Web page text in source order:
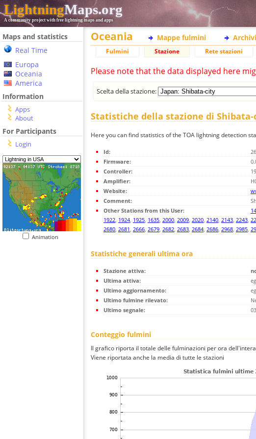
LightningMaps.org
A community project with free lightning maps and apps
Maps and statistics
Real Time
Europa
Oceania
America
Information
Apps
About
For Participants
Login
Animation
Oceania Mappe fulmini
Fulmini Stazione Rete stazioni
Please note that the data displayed here
Scelta della stazione:
Statistiche della stazione di
Here you can find statistics of the TOA lightning detection
Id:
Firmware:
Controller:
Amplifier:
Website:
Comment:
Other Stations from this User:
1922, 1924, 1925, 1635, 2000, 2009, 2020, 2140, 2143, 2243,
2680, 2681, 2666, 2679, 2682, 2683, 2684, 2686, 2968, 2985,
Statistiche generali ultima ora
Stazione attiva:
Ultima attiva:
Ultimo aggiornamento:
Ultimo fulmine rilevato:
Ultimo segnale:
Conteggio fulmini
Il grafico riporta il totale delle fulminazioni per ora
Viene riportata anche la media di tutte le stazioni